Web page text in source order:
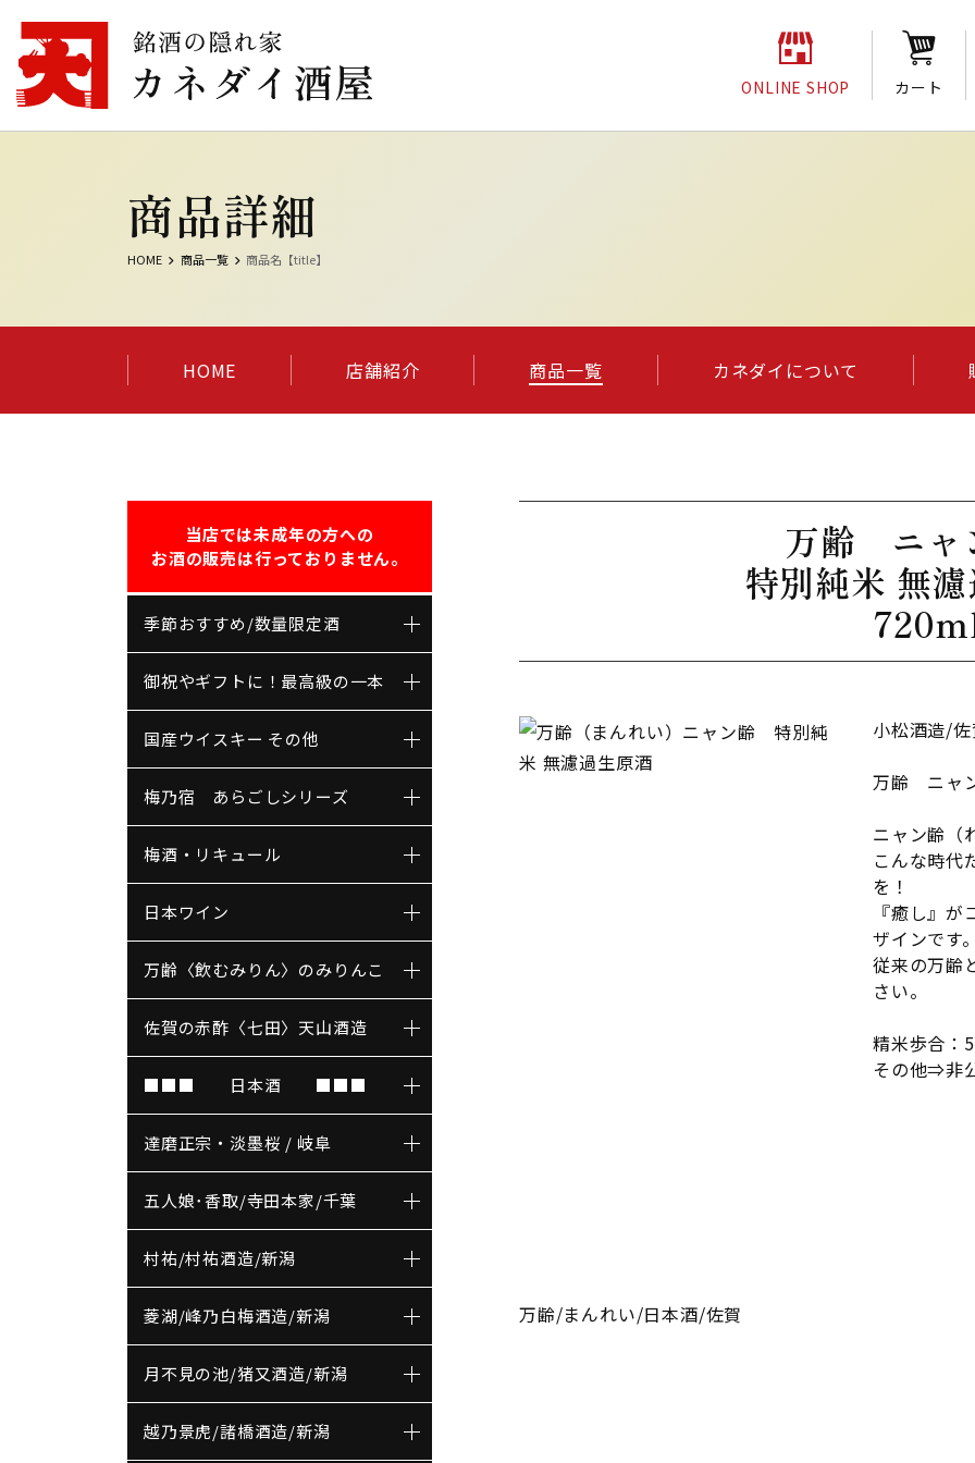
ONLINE SHOP カート
商品詳細
HOME 商品一覧 商品名【title】
HOME 店舗紹介 商品一覧 カネダイについて
万齢 ニ
特別純米 無
小松酒造/
万齢 ニャ
ニャン齢（
こんな時代
を！
『癒し』
ザインです
従来の万齢
さい。
精米歩合
その他⇒非
万齢/まんれい/日本酒/佐賀
当店では未成年の方への
お酒の販売は行っておりません。
季節おすすめ/数量限定酒
御祝やギフトに！最高級の一本
国産ウイスキー その他
梅乃宿 あらごしシリーズ
梅酒・リキュール
日本ワイン
万齢〈飲むみりん〉のみりんこ
佐賀の赤酢〈七田〉天山酒造
■■■ 日本酒 ■■■
達磨正宗・淡墨桜 / 岐阜
五人娘･香取/寺田本家/千葉
村祐/村祐酒造/新潟
菱湖/峰乃白梅酒造/新潟
月不見の池/猪又酒造/新潟
越乃景虎/諸橋酒造/新潟